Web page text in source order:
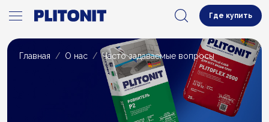
Где купить
Главная О нас Часто задаваемые вопросы